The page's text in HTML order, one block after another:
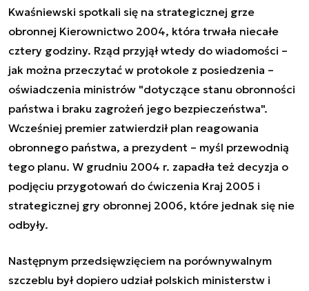
Kwaśniewski spotkali się na strategicznej grze
obronnej Kierownictwo 2004, która trwała niecałe
cztery godziny. Rząd przyjął wtedy do wiadomości –
jak można przeczytać w protokole z posiedzenia –
oświadczenia ministrów "dotyczące stanu obronności
państwa i braku zagrożeń jego bezpieczeństwa".
Wcześniej premier zatwierdził plan reagowania
obronnego państwa, a prezydent – myśl przewodnią
tego planu. W grudniu 2004 r. zapadła też decyzja o
podjęciu przygotowań do ćwiczenia Kraj 2005 i
strategicznej gry obronnej 2006, które jednak się nie
odbyły.
Następnym przedsięwzięciem na porównywalnym
szczeblu był dopiero udział polskich ministerstw i